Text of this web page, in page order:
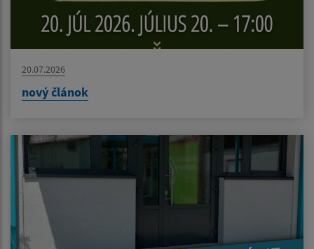
20.07.2026
nový článok